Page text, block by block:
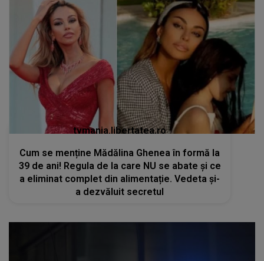
tvmania.libertatea.ro
Cum se menține Mădălina Ghenea în formă la
39 de ani! Regula de la care NU se abate și ce
a eliminat complet din alimentație. Vedeta și-
a dezvăluit secretul